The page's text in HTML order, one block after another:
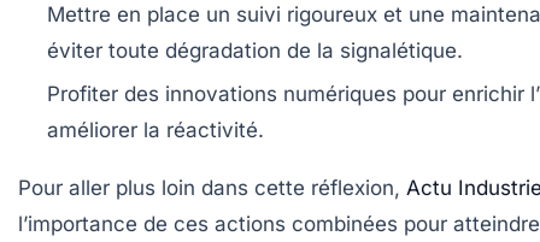
Mettre en place un suivi rigoureux et une
éviter toute dégradation de la signalétique.
Profiter des innovations numériques pour enrichir
améliorer la réactivité.
Pour aller plus loin dans cette réflexion, Actu
l’importance de ces actions combinées pour